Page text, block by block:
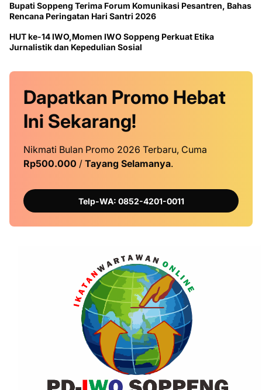
Bupati Soppeng Terima Forum Komunikasi Pesantren, Bahas
Rencana Peringatan Hari Santri 2026
HUT ke-14 IWO,Momen IWO Soppeng Perkuat Etika
Jurnalistik dan Kepedulian Sosial
Dapatkan Promo Hebat
Ini Sekarang!
Nikmati Bulan Promo 2026 Terbaru, Cuma
Rp500.000 / Tayang Selamanya.
Telp-WA: 0852-4201-0011